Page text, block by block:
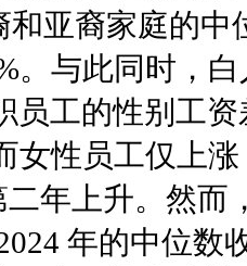
和亚裔家庭的
。与此同时，
员工的性别工
女性员工仅上
年上升。然而
年的中位数